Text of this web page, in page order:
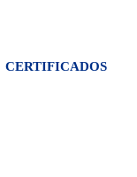
CERTIFICADOS